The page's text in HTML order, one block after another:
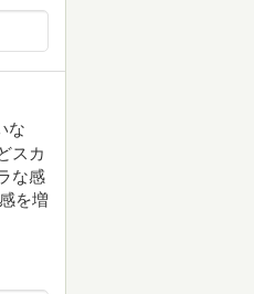
な
スカ
な感
を増